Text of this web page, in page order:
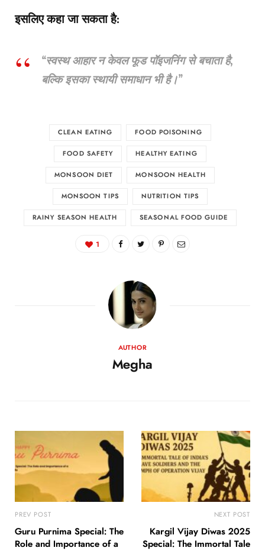
इसलिए कहा जा सकता है:
“स्वस्थ आहार न केवल फूड पॉइजनिंग से बचाता है,
बल्कि इसका स्थायी समाधान भी है।”
CLEAN EATING FOOD POISONING
FOOD SAFETY HEALTHY EATING
MONSOON DIET MONSOON HEALTH
MONSOON TIPS NUTRITION TIPS
RAINY SEASON HEALTH SEASONAL FOOD GUIDE
1
AUTHOR
Megha
PREV POST
Guru Purnima Special: The
Role and Importance of a
NEXT POST
Kargil Vijay Diwas 2025
Special: The Immortal Tale